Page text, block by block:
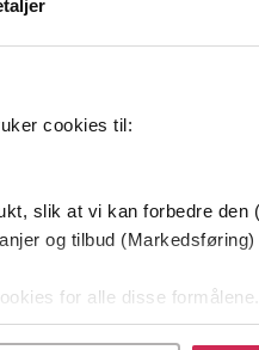
cookies til:
slik at vi kan forbedre den
og tilbud (Markedsføring)
for alle disse
når som helst trekke